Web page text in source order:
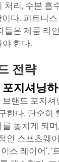
리, 수분 흡
다. 피트니
은 제품 라
한다.
전략
지셔닝
랜드 포지
한다. 단순히
놓치게 되
인 스포츠웨
레이어’, ‘